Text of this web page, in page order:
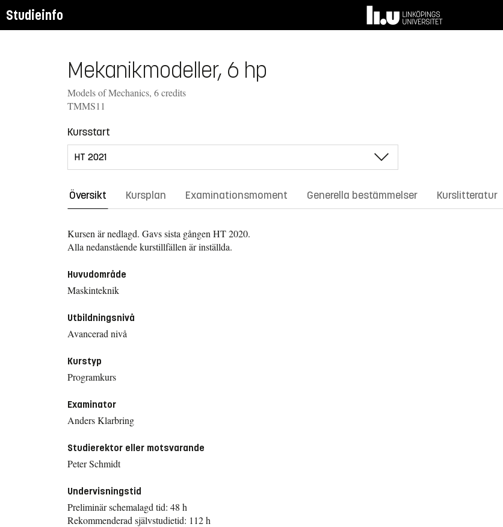
Studieinfo
Mekanikmodeller, 6 hp
Models of Mechanics, 6 credits
TMMS11
Kursstart
Översikt Kursplan Examinationsmoment Generella bestämmelser Kurslitteratur
Kursen är nedlagd. Gavs sista gången HT 2020.
Alla nedanstående kurstillfällen är inställda.
Huvudområde
Maskinteknik
Utbildningsnivå
Avancerad nivå
Kurstyp
Programkurs
Examinator
Anders Klarbring
Studierektor eller motsvarande
Peter Schmidt
Undervisningstid
Preliminär schemalagd tid: 48 h
Rekommenderad självstudietid: 112 h